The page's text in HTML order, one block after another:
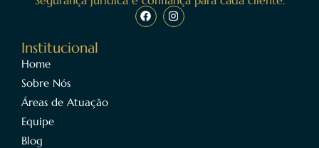
Institucional
Home
Sobre Nós
Áreas de Atuação
Equipe
Blog